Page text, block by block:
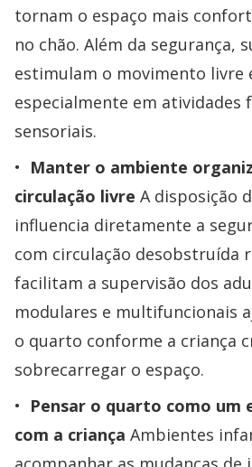
tornam o espaço mais
no chão. Além da segurança,
estimulam o movimento livre
especialmente em atividades
sensoriais.
Manter o ambiente
circulação livre A disposição
influencia diretamente a
com circulação desobstruída
facilitam a supervisão dos
modulares e multifuncionais
o quarto conforme a criança
sobrecarregar o espaço.
Pensar o quarto como um
com a criança Ambientes